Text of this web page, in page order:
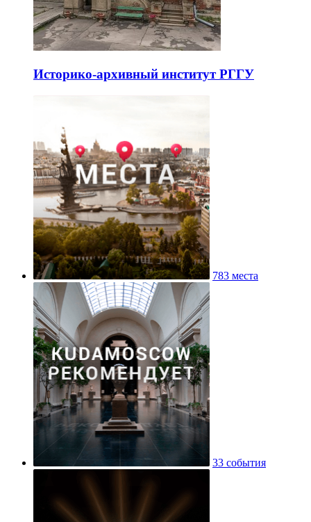
Историко-архивный институт РГГУ
783 места
33 события